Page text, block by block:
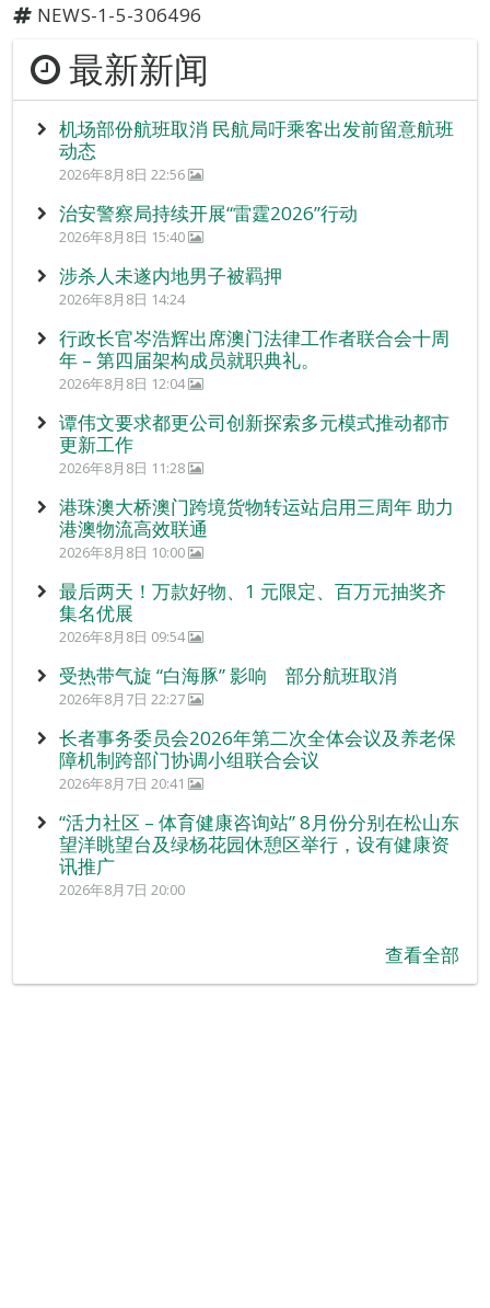
NEWS-1-5-306496
最新新闻
机场部份航班取消 民航局吁乘客出发前留意航班
动态
2026年8月8日 22:56
治安警察局持续开展“雷霆2026”行动
2026年8月8日 15:40
涉杀人未遂内地男子被羁押
2026年8月8日 14:24
行政长官岑浩辉出席澳门法律工作者联合会十周
年 – 第四届架构成员就职典礼。
2026年8月8日 12:04
谭伟文要求都更公司创新探索多元模式推动都市
更新工作
2026年8月8日 11:28
港珠澳大桥澳门跨境货物转运站启用三周年 助力
港澳物流高效联通
2026年8月8日 10:00
最后两天！万款好物、1 元限定、百万元抽奖齐
集名优展
2026年8月8日 09:54
受热带气旋 “白海豚” 影响 部分航班取消
2026年8月7日 22:27
长者事务委员会2026年第二次全体会议及养老保
障机制跨部门协调小组联合会议
2026年8月7日 20:41
“活力社区 – 体育健康咨询站” 8月份分别在松山东
望洋眺望台及绿杨花园休憩区举行，设有健康资
讯推广
2026年8月7日 20:00
查看全部